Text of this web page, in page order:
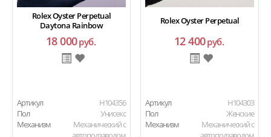
Rolex Oyster Perpetual
Daytona Rainbow
18 000руб.
Артикул
H104356
Пол
Унисекс
Механизм
Механический с
Rolex Oyster Perpetual
12 400руб.
Артикул
H104303
Пол
Женские
Механизм
Механический с